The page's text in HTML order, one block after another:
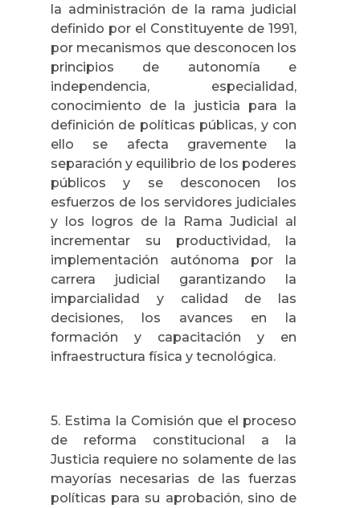
la administración de la rama judicial
definido por el Constituyente de 1991,
por mecanismos que desconocen los
principios de autonomía e
independencia, especialidad,
conocimiento de la justicia para la
definición de políticas públicas, y con
ello se afecta gravemente la
separación y equilibrio de los poderes
públicos y se desconocen los
esfuerzos de los servidores judiciales
y los logros de la Rama Judicial al
incrementar su productividad, la
implementación autónoma por la
carrera judicial garantizando la
imparcialidad y calidad de las
decisiones, los avances en la
formación y capacitación y en
infraestructura física y tecnológica.
5. Estima la Comisión que el proceso
de reforma constitucional a la
Justicia requiere no solamente de las
mayorías necesarias de las fuerzas
políticas para su aprobación, sino de